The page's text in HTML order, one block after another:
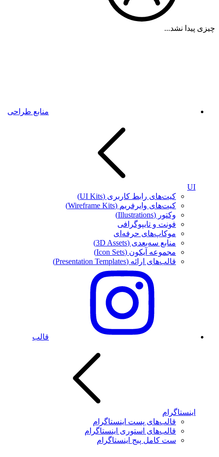
چیزی پیدا نشد...
منابع طراحی
UI
کیت‌های رابط کاربری (UI Kits)
کیت‌های وایرفریم (Wireframe Kits)
وکتور (Illustrations)
فونت‌ و تایپوگرافی
موکاپ‌های حرفه‌ای
منابع سه‌بعدی (3D Assets)
مجموعه آیکون‌ (Icon Sets)
قالب‌های ارائه (Presentation Templates)
قالب
اینستاگرام
قالب‌های پست اینستاگرام
قالب‌های استوری اینستاگرام
ست کامل پیج اینستاگرام